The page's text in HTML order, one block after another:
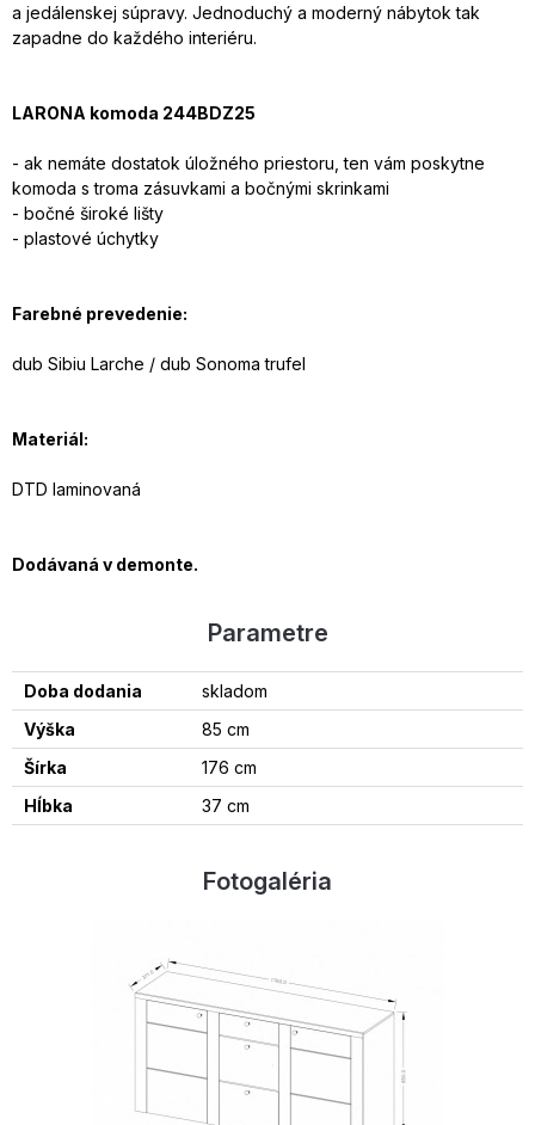
a jedálenskej súpravy. Jednoduchý a moderný nábytok tak
zapadne do každého interiéru.
LARONA komoda 244BDZ25
- ak nemáte dostatok úložného priestoru, ten vám poskytne
komoda s troma zásuvkami a bočnými skrinkami
- bočné široké lišty
- plastové úchytky
Farebné prevedenie:
dub Sibiu Larche / dub Sonoma trufel
Materiál:
DTD laminovaná
Dodávaná v demonte.
Parametre
Doba dodania
skladom
Výška
85 cm
Šírka
176 cm
Hĺbka
37 cm
Fotogaléria